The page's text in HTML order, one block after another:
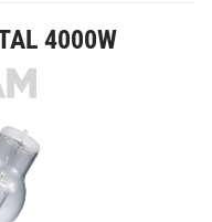
4000W